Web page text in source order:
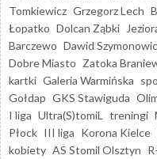
Tomkiewicz Grzegorz Lech
Łopatko Dolcan Ząbki
Barczewo Dawid
Dobre Miasto Zatoka
kartki Galeria Warmińska
Gołdap GKS Stawiguda
I liga Ultra(S)tomiL treningi
Płock III liga Korona Kielce
kobiety AS Stomil Olsztyn